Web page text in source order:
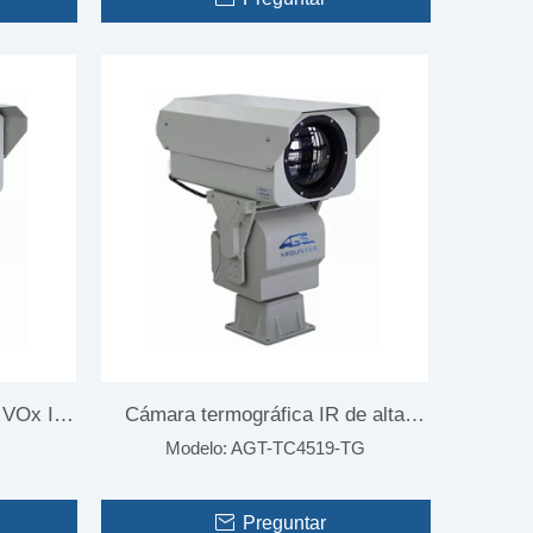
Cámara termográfica profesional de largo
alcance para Anti-UAV
IR
de
Cámara termográfica IR de alta
velocidad para exteriores para
inspección de edificios
Modelo: AGT-TC4519-TG
Preguntar